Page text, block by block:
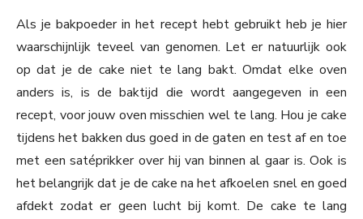
Als je bakpoeder in het recept hebt gebruikt heb je hier
waarschijnlijk teveel van genomen. Let er natuurlijk ook
op dat je de cake niet te lang bakt. Omdat elke oven
anders is, is de baktijd die wordt aangegeven in een
recept, voor jouw oven misschien wel te lang. Hou je cake
tijdens het bakken dus goed in de gaten en test af en toe
met een satéprikker over hij van binnen al gaar is. Ook is
het belangrijk dat je de cake na het afkoelen snel en goed
afdekt zodat er geen lucht bij komt. De cake te lang